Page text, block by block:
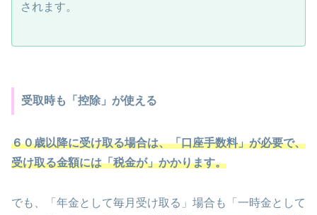
されます。
受取時も「控除」が使える
６０歳以降に受け取る場合は、「口座手数料」が必要で、
受け取る金額には「税金が」かかります。
でも、「年金として毎月受け取る」場合も「一時金として